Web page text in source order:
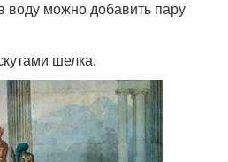
воду можно добавить пару
шелка.